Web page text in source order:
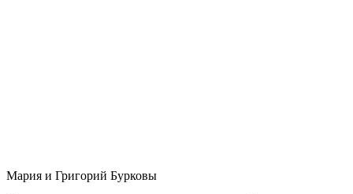
Мария и Григорий Бурковы